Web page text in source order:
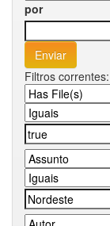
por
Filtros correntes: